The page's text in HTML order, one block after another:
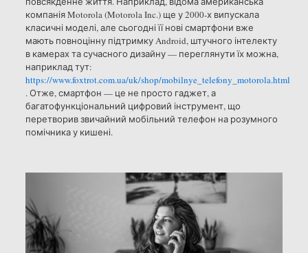
компанія Motorola (Motorola Inc.) ще у 2000-х випускала
класичні моделі, але сьогодні її нові смартфони вже
мають повноцінну підтримку Android, штучного інтелекту
в камерах та сучасного дизайну — переглянути їх можна,
наприклад тут:
https://www.foxtrot.com.ua/uk/shop/mobilnye_telefony_motorola.html
. Отже, смартфон — це не просто гаджет, а
багатофункціональний цифровий інструмент, що
перетворив звичайний мобільний телефон на розумного
помічника у кишені.